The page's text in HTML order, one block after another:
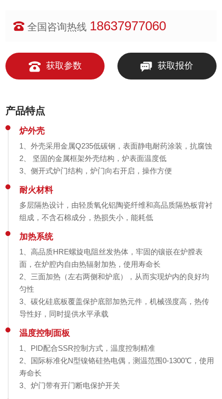
全国咨询热线 18637977060
获取参数 获取报价
产品特点
炉外壳
1、外壳采用金属Q235低碳钢，表面静电耐药涂装，抗腐蚀
2、 坚固的金属框架外壳结构，炉表面温度低
3、侧开式炉门结构，炉门向右开启，操作方便
耐火材料
多层隔热设计，由轻质氧化铝陶瓷纤维和高品质隔热板背衬
组成，不含石棉成分，热损失小，能耗低
加热系统
1、高品质HRE螺旋电阻丝发热体，牢固的镶嵌在炉膛表
面，在炉腔内自由热辐射加热，使用寿命长
2、三面加热（左右两侧和炉底），从而实现炉内的良好均
匀性
3、碳化硅底板覆盖保护底部加热元件，机械强度高，热传
导性好，同时提供水平承载
温度控制面板
1、PID配合SSR控制方式，温度控制精准
2、国际标准化N型镍铬硅热电偶，测温范围0-1300℃，使用
寿命长
3、炉门带有开门断电保护开关